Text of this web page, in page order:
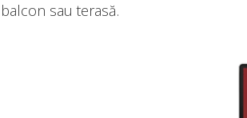
balcon sau terasă.